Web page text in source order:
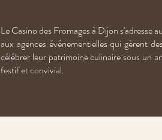
Le Casino des Fromages à Dijon s'adresse
aux agences événementielles qui gèrent
célébrer leur patrimoine culinaire sous un
festif et convivial.